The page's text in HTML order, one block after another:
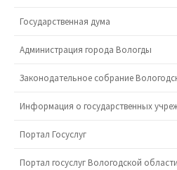
Государственная дума
Администрация города Вологды
Законодательное собрание
Информация о государственных
Портал Госуслуг
Портал госуслуг Вологодской области